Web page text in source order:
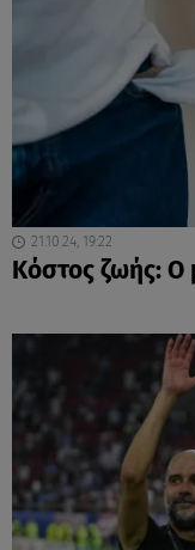
21.10.24, 19:22
Κόστος ζωής: Ο